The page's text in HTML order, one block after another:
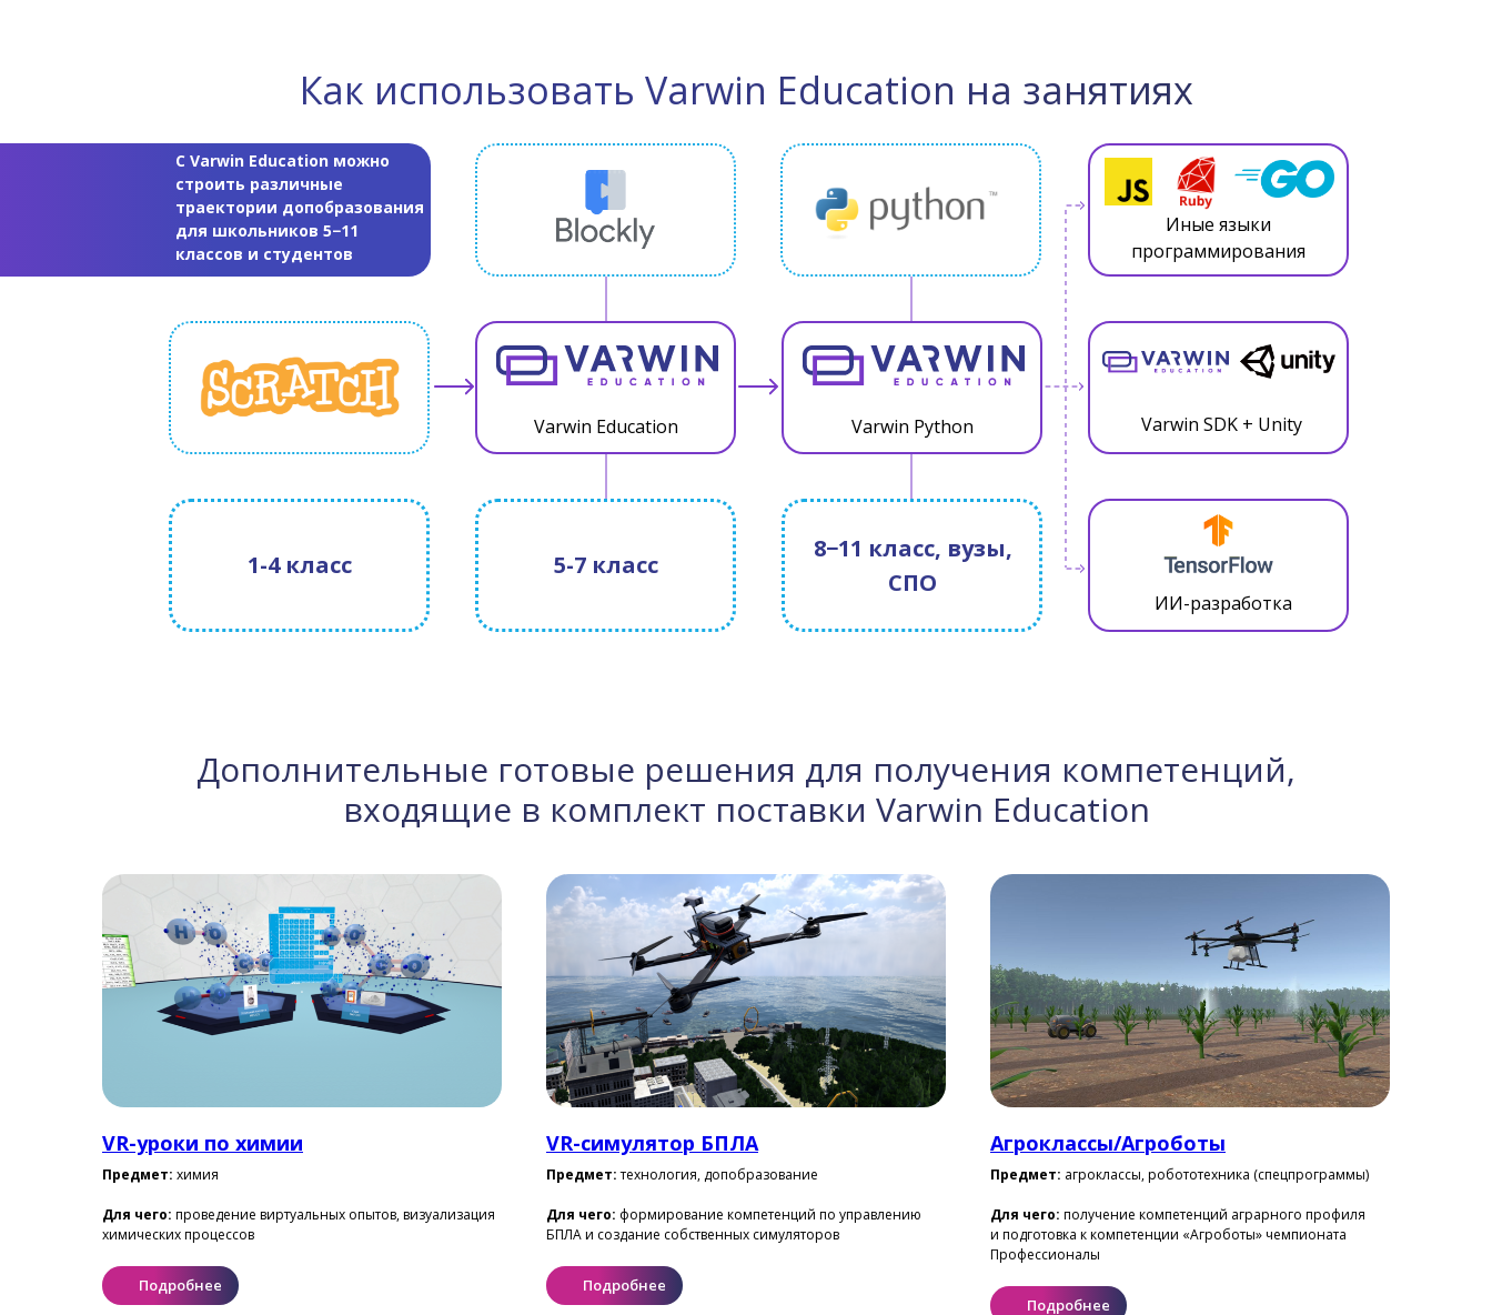
Как использовать Varwin Education на занятиях
С Varwin Education можно
строить различные
траектории допобразования
для школьников 5−11
классов и студентов
1-4 класс 5-7 класс
8−11 класс, вузы,
СПО
Varwin Python Varwin SDK + Unity
ИИ-разработка
Varwin Education
Иные языки
программирования
Дополнительные готовые решения для получения компетенций,
входящие в комплект поставки Varwin Education
VR-уроки по химии
Предмет: химия
Для чего: проведение виртуальных опытов, визуализация
химических процессов
Подробнее
VR-симулятор БПЛА
Предмет:технология, допобразование
Для чего: формирование компетенций по управлению
БПЛА и создание собственных симуляторов
Подробнее
Агроклассы/Агроботы
Предмет: агроклассы, робототехника (спецпрограммы)
Для чего: получение компетенций аграрного профиля
и подготовка к компетенции «Агроботы» чемпионата
Профессионалы
Подробнее